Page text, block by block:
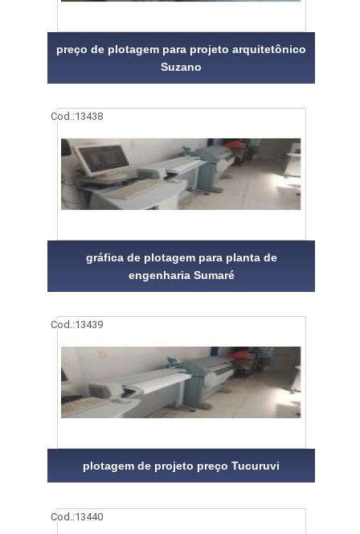
preço de plotagem para projeto arquitetônico
Suzano
Cod.:13438
gráfica de plotagem para planta de
engenharia Sumaré
Cod.:13439
plotagem de projeto preço Tucuruvi
Cod.:13440